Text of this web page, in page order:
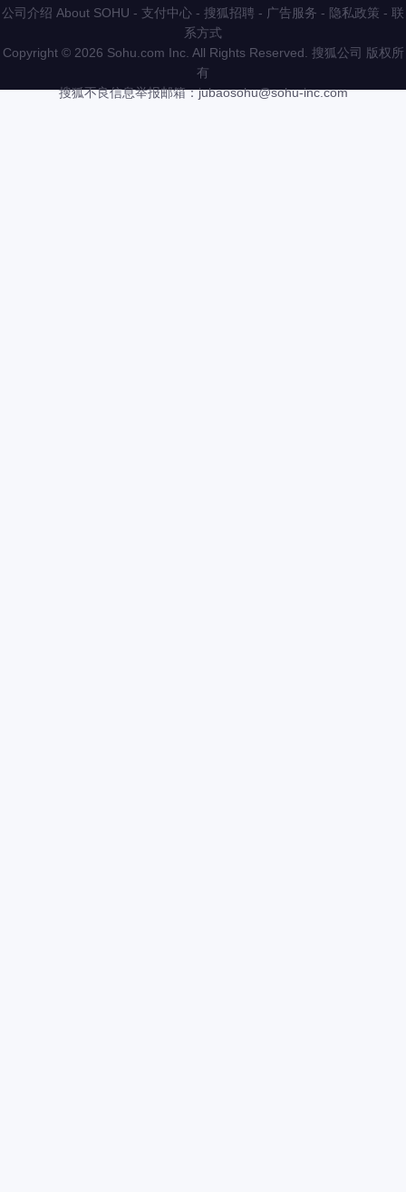
公司介绍 About SOHU - 支付中心 - 搜狐招聘 - 广告服务 - 隐私政策 - 联
系方式
Copyright © 2026 Sohu.com Inc. All Rights Reserved. 搜狐公司 版权所
有
搜狐不良信息举报邮箱：jubaosohu@sohu-inc.com